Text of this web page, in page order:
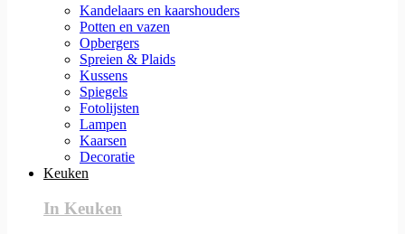
Kandelaars en kaarshouders
Potten en vazen
Opbergers
Spreien & Plaids
Kussens
Spiegels
Fotolijsten
Lampen
Kaarsen
Decoratie
Keuken
In Keuken